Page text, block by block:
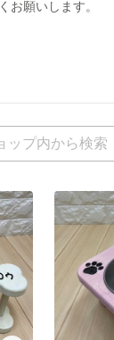
お願いします。